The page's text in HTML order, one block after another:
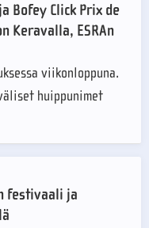
Bofey Click Prix de
Keravalla, ESRAn
viikonloppuna.
huippunimet
festivaali ja